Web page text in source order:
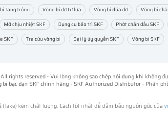
tang trống Vòng bi đỡ tự lựa Vòng bi đũa đỡ Vòng bi
Mỡ chịu nhiệt SKF Dụng cụ bảo trì SKF Phớt chắn dầu SKF
SKF Tra cứu vòng bi Đại lý ủy quyền SKF Vòng bi SKF
rights reserved - Vui lòng không sao chép nội dung khi không
bạc đạn SKF chính hãng -SKF Authorized Distributor- Phân
kém chất lượng. Cách tốt nhất để đảm bảo nguồn gốc của